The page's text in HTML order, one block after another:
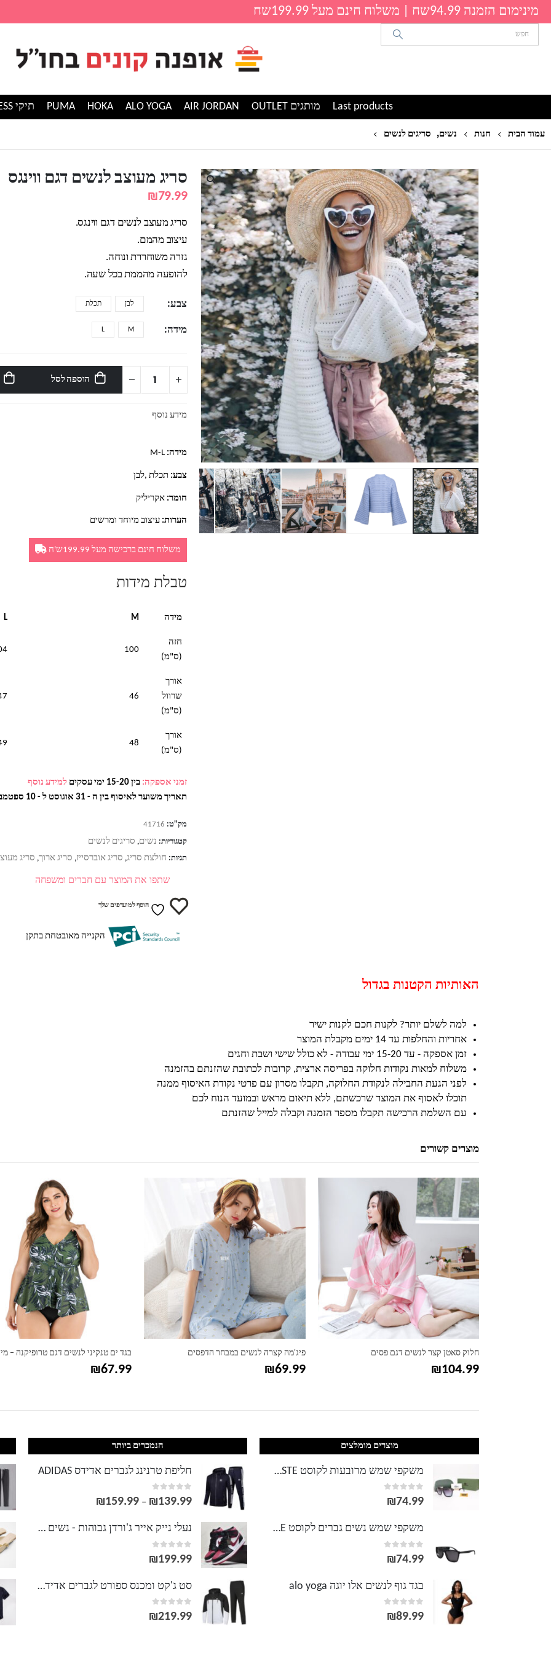
מינימום הזמנה 94.99שח | משלוח חינם מעל 199.99שח
Last products מותגים OUTLET AIR JORDAN
ALO YOGA
HOKA
PUMA תיקי GUESS
עמוד הבית חנות נשים, סריגים לנשים
סריג מעוצב לנשים דגם ווינגס
₪79.99
סריג מעוצב לנשים דגם ווינגס.
עיצוב מהמם.
גזרה משוחררת ונוחה.
להופעה מהממת בכל שעה.
צבע לבן תכלת
מידה M
L
הוספה לסל
מידע נוסף
מידה: M-L
צבע: תכלת ,לבן
חומר: אקריליק
הערות: עיצוב מיוחד ומרשים
משלוח חינם ברכישה מעל 199.99ש'ח
טבלת מידות
מידה M
L
חזה
(ס"מ)
100
אורך
שרוול
(ס"מ)
46
אורך
(ס"מ)
48
זמני אספקה: בין 15-20 ימי עסקים
למידע נוסף
תאריך משוער לאיסוף בין ה - 31 אוגוסט ל - 10 ספטמבר
מק"ט: 41716
קטגוריות: נשים, סריגים לנשים
תגיות: חולצת סריג, סריג אוברסייז, סריג ארוך, סריג
שתפו את המוצר עם חברים ומשפחה
הוסף למועדפים שלך
הקנייה מאובטחת בתקן
האותיות הקטנות בגדול
למה לשלם יותר? לקנות חכם לקנות ישיר
אחריות והחלפות עד 14 ימים מקבלת המוצר
זמן אספקה - עד 15-20 ימי עבודה - לא כולל שישי ושבת וחגים
משלוח למאות נקודות חלוקה בפריסה ארצית, קרובות לכתובת שהזנתם בהזמנה
לפני הגעת החבילה לנקודת החלוקה, תקבלו מסרון עם פרטי נקודת האיסוף ממנה
תוכלו לאסוף את המוצר שרכשתם, ללא תיאום מראש ובמועד הנוח לכם
עם השלמת הרכישה תקבלו מספר הזמנה וקבלה למייל שהזנתם
מוצרים קשורים
חלוק סאטן קצר לנשים דגם פסים
₪104.99
למוצר זה יש מספר סוגים. ניתן לבחור את האפשרויות בעמוד המוצר
פיג'מה קצרה לנשים במבחר הדפסים
₪69.99
למוצר זה יש מספר סוגים. ניתן לבחור את האפשרויות בעמוד המוצר
₪67.99
מוצרים מומלצים
משקפי שמש מרובעות לקוסט LACOSTE
0
out of 5
₪74.99
משקפי שמש נשים גברים לקוסט LACOSTE
0
out of 5
₪74.99
בגד גוף לנשים אלו יוגה alo yoga
0
out of 5
₪89.99
הנמכרים ביותר
חליפת טרנינג לגברים אדידס ADIDAS
0
out of 5
₪139.99
–
₪159.99
טווח
נעלי נייק אייר ג'ורדן גבוהות - נשים גברים NIKE AIR JORDAN
0
out of 5
₪199.99
סט ג'קט ומכנס ספורט לגברים אדידס ADIDAS
0
out of 5
₪219.99